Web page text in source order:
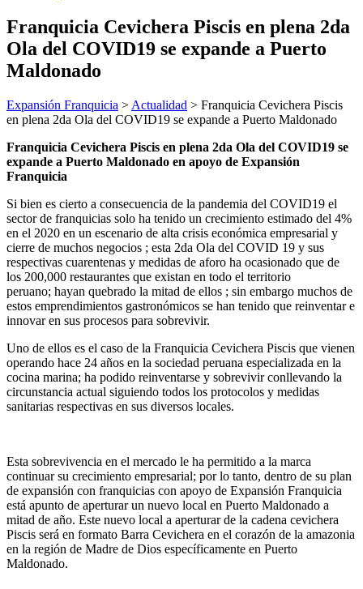
Franquicia Cevichera Piscis en plena 2da
Ola del COVID19 se expande a Puerto
Maldonado
Expansión Franquicia > Actualidad > Franquicia Cevichera Piscis
en plena 2da Ola del COVID19 se expande a Puerto Maldonado
Franquicia Cevichera Piscis en plena 2da Ola del COVID19 se
expande a Puerto Maldonado en apoyo de Expansión
Franquicia
Si bien es cierto a consecuencia de la pandemia del COVID19 el
sector de franquicias solo ha tenido un crecimiento estimado del 4%
en el 2020 en un escenario de alta crisis económica empresarial y
cierre de muchos negocios ; esta 2da Ola del COVID 19 y sus
respectivas cuarentenas y medidas de aforo ha ocasionado que de
los 200,000 restaurantes que existan en todo el territorio
peruano; hayan quebrado la mitad de ellos ; sin embargo muchos de
estos emprendimientos gastronómicos se han tenido que reinventar e
innovar en sus procesos para sobrevivir.
Uno de ellos es el caso de la Franquicia Cevichera Piscis que vienen
operando hace 24 años en la sociedad peruana especializada en la
cocina marina; ha podido reinventarse y sobrevivir conllevando la
circunstancia actual siguiendo todos los protocolos y medidas
sanitarias respectivas en sus diversos locales.
Esta sobrevivencia en el mercado le ha permitido a la marca
continuar su crecimiento empresarial; por lo tanto, dentro de su plan
de expansión con franquicias con apoyo de Expansión Franquicia
está apunto de aperturar un nuevo local en Puerto Maldonado a
mitad de año. Este nuevo local a aperturar de la cadena cevichera
Piscis será en formato Barra Cevichera en el corazón de la amazonia
en la región de Madre de Dios específicamente en Puerto
Maldonado.